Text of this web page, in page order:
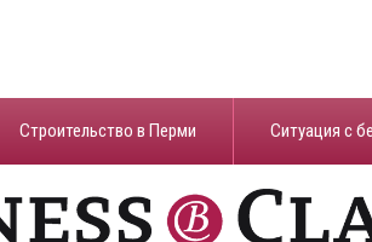
Строительство в Перми ​Ситуация с